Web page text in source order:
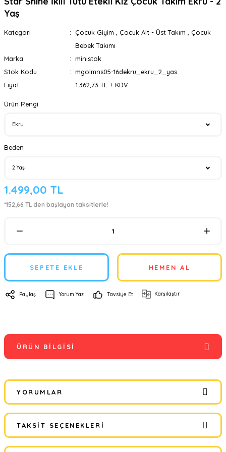
Yaş
Kategori Çocuk Giyim Çocuk Alt - Üst Takım
Çocuk
Bebek Takımı
Marka
ministok
Stok Kodu
mgolmns05-16dekru_ekru_2_yas
Fiyat
1.362,73 TL + KDV
Ürün Rengi
Beden
1.499,00 TL
*152,66 TL den başlayan taksitlerle!
SEPETE EKLE HEMEN AL
Paylaş Yorum Yaz Tavsiye Et Karşılaştır
ÜRÜN BILGISI
YORUMLAR
Bu ürüne ilk yorumu siz yapın!
TAKSIT SEÇENEKLERI